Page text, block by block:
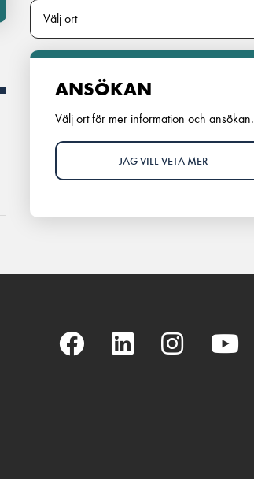
ANSÖKAN
Välj ort för mer information och ansökan.
JAG VILL VETA MER